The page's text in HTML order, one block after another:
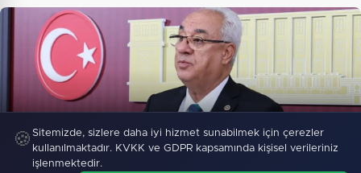
DSP Genel Başkanı Aksakal: Terörün bitirilmesi
🍪 Sitemizde, sizlere daha iyi hizmet sunabilmek için çerezler
kullanılmaktadır. KVKK ve GDPR kapsamında kişisel verileriniz
işlenmektedir.